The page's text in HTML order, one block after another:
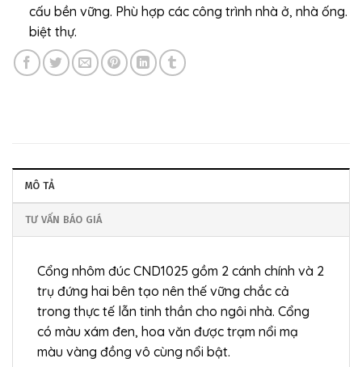
cấu bền vững. Phù hợp các công trình nhà ở, nhà ống.
biệt thự.
MÔ TẢ
TƯ VẤN BÁO GIÁ
Cổng nhôm đúc CND1025 gồm 2 cánh chính và 2
trụ đứng hai bên tạo nên thế vững chắc cả
trong thực tế lẫn tinh thần cho ngôi nhà. Cổng
có màu xám đen, hoa văn được trạm nổi mạ
màu vàng đồng vô cùng nổi bật.